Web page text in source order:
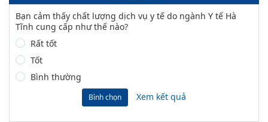
Bạn cảm thấy chất lượng dịch vụ y tế do ngành Y tế Hà
Tĩnh cung cấp như thế nào?
Rất tốt
Tốt
Bình thường
Bình chọn Xem kết quả